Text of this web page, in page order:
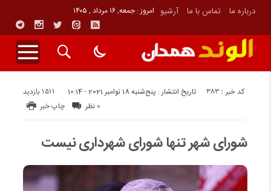
درباره ما تماس با ما آرشیو امروز : جمعه, ۱۶ مرداد , ۱۴۰۵
تاریخ انتشار : پنج‌شنبه 18 نوامبر 2021 - 10:14 1511 بازدید کد خبر : 383
چاپ خبر 0 نظر
شورای شهر تنها شورای شهرداری نیست